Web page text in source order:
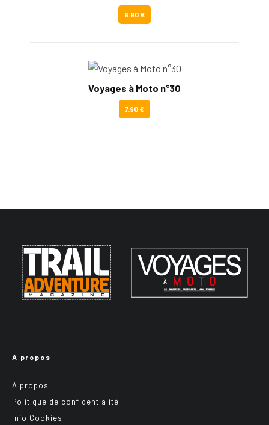
9.90 €
Voyages à Moto n°30
7.90 €
A propos
A propos
Politique de confidentialité
Info Cookies